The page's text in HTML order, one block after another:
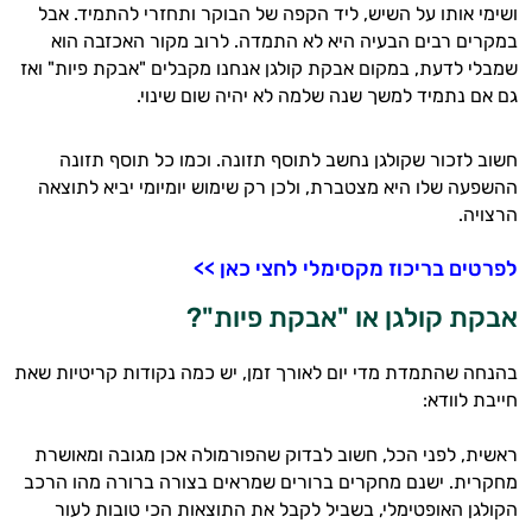
ושימי אותו על השיש, ליד הקפה של הבוקר ותחזרי להתמיד. אבל
במקרים רבים הבעיה היא לא התמדה. לרוב מקור האכזבה הוא
שמבלי לדעת, במקום אבקת קולגן אנחנו מקבלים "אבקת פיות" ואז
גם אם נתמיד למשך שנה שלמה לא יהיה שום שינוי.
חשוב לזכור שקולגן נחשב לתוסף תזונה. וכמו כל תוסף תזונה
ההשפעה שלו היא מצטברת, ולכן רק שימוש יומיומי יביא לתוצאה
הרצויה.
לפרטים בריכוז מקסימלי לחצי כאן >>
אבקת קולגן או "אבקת פיות"?
בהנחה שהתמדת מדי יום לאורך זמן, יש כמה נקודות קריטיות שאת
חייבת לוודא:
ראשית, לפני הכל, חשוב לבדוק שהפורמולה אכן מגובה ומאושרת
מחקרית. ישנם מחקרים ברורים שמראים בצורה ברורה מהו הרכב
הקולגן האופטימלי, בשביל לקבל את התוצאות הכי טובות לעור